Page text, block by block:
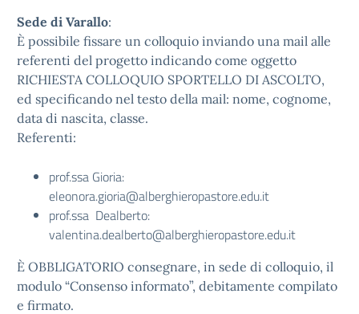
Sede di Varallo:
È possibile fissare un colloquio inviando una mail alle
referenti del progetto indicando come oggetto
RICHIESTA COLLOQUIO SPORTELLO DI ASCOLTO,
ed specificando nel testo della mail: nome, cognome,
data di nascita, classe.
Referenti:
prof.ssa Gioria:
eleonora.gioria@alberghieropastore.edu.it
prof.ssa Dealberto:
valentina.dealberto@alberghieropastore.edu.it
È OBBLIGATORIO consegnare, in sede di colloquio, il
modulo “Consenso informato”, debitamente compilato
e firmato.